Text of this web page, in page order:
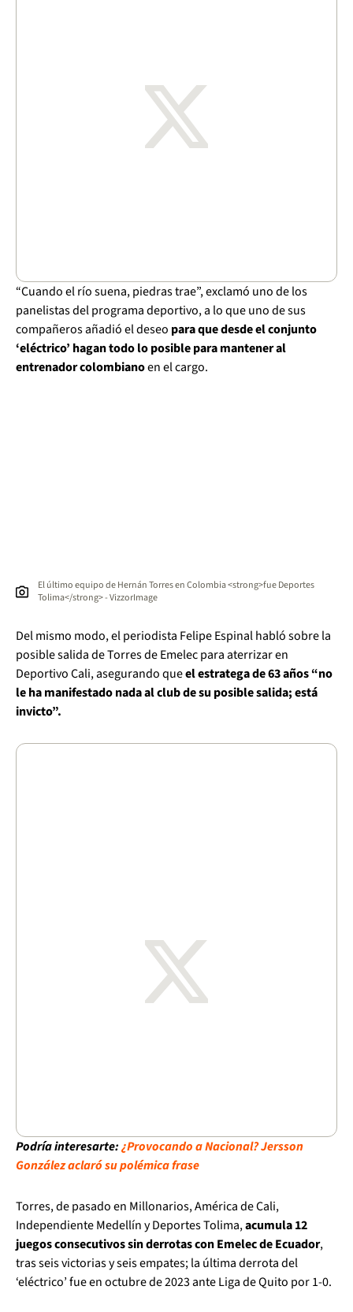
“Cuando el río suena, piedras trae”, exclamó uno de los
panelistas del programa deportivo, a lo que uno de sus
compañeros añadió el deseo para que desde el conjunto
‘eléctrico’ hagan todo lo posible para mantener al
entrenador colombianoen el cargo.
El último equipo de Hernán Torres en Colombia <strong>fue Deportes
Tolima</strong> - VizzorImage
Del mismo modo, el periodista Felipe Espinal habló sobre la
posible salida de Torres de Emelec para aterrizar en
Deportivo Cali, asegurando queel estratega de 63 años “no
le ha manifestado nada al club de su posible salida; está
invicto”.
Podría interesarte:¿Provocando a Nacional? Jersson
González aclaró su polémica frase
Torres, de pasado en Millonarios, América de Cali,
Independiente Medellín y Deportes Tolima,acumula 12
juegos consecutivos sin derrotas con Emelec de Ecuador,
tras seis victorias y seis empates; la última derrota del
‘eléctrico’ fue en octubre de 2023 ante Liga de Quito por 1-0.